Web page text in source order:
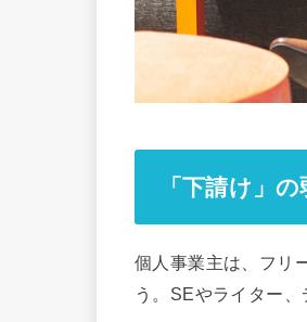
「下請け」
個人事業主は、フリ
う。SEやライター、